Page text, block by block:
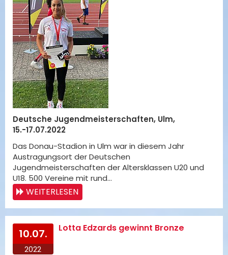
Deutsche Jugendmeisterschaften, Ulm,
15.-17.07.2022
Das Donau-Stadion in Ulm war in diesem Jahr
Austragungsort der Deutschen
Jugendmeisterschaften der Altersklassen U20 und
U18. 500 Vereine mit rund…
WEITERLESEN
10.07.
2022
Lotta Edzards gewinnt Bronze